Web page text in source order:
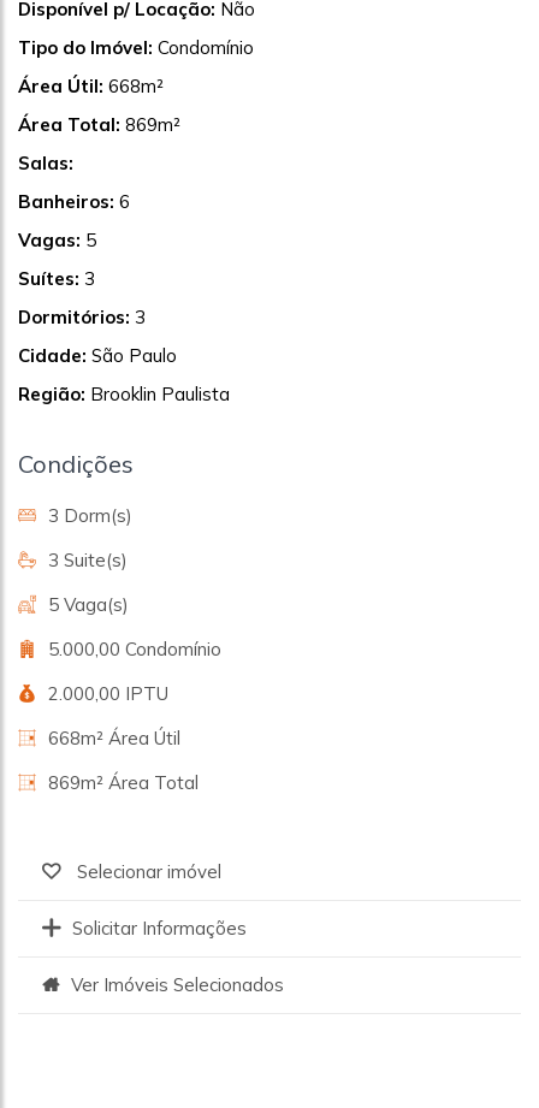
Disponível p/ Locação: Não
Tipo do Imóvel: Condomínio
Área Útil: 668m²
Área Total: 869m²
Salas:
Banheiros: 6
Vagas: 5
Suítes: 3
Dormitórios: 3
Cidade: São Paulo
Região: Brooklin Paulista
Condições
3 Dorm(s)
3 Suite(s)
5 Vaga(s)
5.000,00 Condomínio
2.000,00 IPTU
668m² Área Útil
869m² Área Total
Selecionar imóvel
Solicitar Informações
Ver Imóveis Selecionados